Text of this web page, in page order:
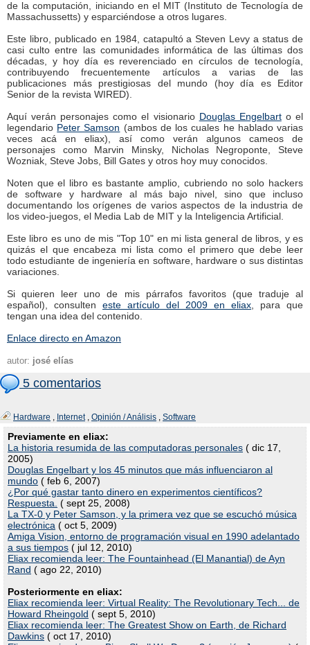
de la computación, iniciando en el MIT (Instituto de Tecnología de
Massachussetts) y esparciéndose a otros lugares.
Este libro, publicado en 1984, catapultó a Steven Levy a status de
casi culto entre las comunidades informática de las últimas dos
décadas, y hoy día es reverenciado en círculos de tecnología,
contribuyendo frecuentemente artículos a varias de las
publicaciones más prestigiosas del mundo (hoy día es Editor
Senior de la revista WIRED).
Aquí verán personajes como el visionario Douglas Engelbarto el
legendario Peter Samson (ambos de los cuales he hablado varias
veces acá en eliax), así como verán algunos cameos de
personajes como Marvin Minsky, Nicholas Negroponte, Steve
Wozniak, Steve Jobs, Bill Gates y otros hoy muy conocidos.
Noten que el libro es bastante amplio, cubriendo no solo hackers
de software y hardware al más bajo nivel, sino que incluso
documentando los orígenes de varios aspectos de la industria de
los video-juegos, el Media Lab de MIT y la Inteligencia Artificial.
Este libro es uno de mis "Top 10" en mi lista general de libros, y es
quizás el que encabeza mi lista como el primero que debe leer
todo estudiante de ingeniería en software, hardware o sus distintas
variaciones.
Si quieren leer uno de mis párrafos favoritos (que traduje al
español), consulten este artículo del 2009 en eliax , para que
tengan una idea del contenido.
Enlace directo en Amazon
autor: josé elías
5 comentarios
Hardware , Internet, Opinión / Análisis , Software
Previamente en eliax:
La historia resumida de las computadoras personales ( dic 17,
2005)
Douglas Engelbart y los 45 minutos que más influenciaron al
mundo ( feb 6, 2007)
¿Por qué gastar tanto dinero en experimentos científicos?
Respuesta. ( sept 25, 2008)
La TX-0 y Peter Samson, y la primera vez que se escuchó música
electrónica ( oct 5, 2009)
Amiga Vision, entorno de programación visual en 1990 adelantado
a sus tiempos ( jul 12, 2010)
Eliax recomienda leer: The Fountainhead (El Manantial) de Ayn
Rand ( ago 22, 2010)
Posteriormente en eliax:
Eliax recomienda leer: Virtual Reality: The Revolutionary Tech... de
Howard Rheingold ( sept 5, 2010)
Eliax recomienda leer: The Greatest Show on Earth, de Richard
Dawkins ( oct 17, 2010)